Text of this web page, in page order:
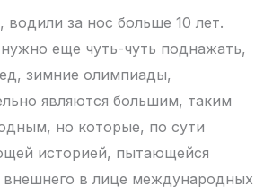
водили за нос больше 10 лет.
еще чуть-чуть поднажать,
зимние олимпиады,
являются большим, таким
но которые, по сути
историей, пытающейся
внешнего в лице международных